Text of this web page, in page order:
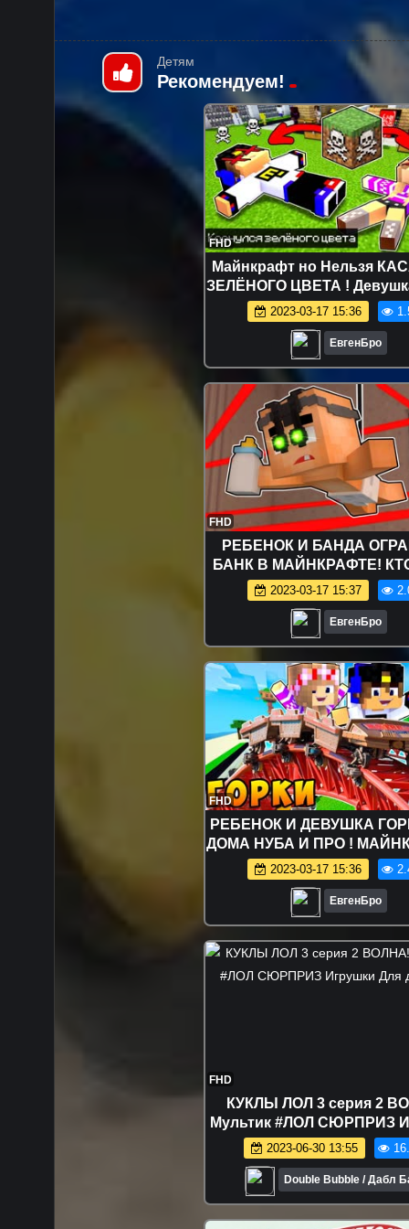
Детям
Рекомендуем!
FHD
Майнкрафт но Нельзя
ЗЕЛЁНОГО ЦВЕТА !
ПРО Видео Троллинг
2023-03-17 15:36
ЕвгенБро
FHD
РЕБЕНОК И БАНДА
БАНК В МАЙНКРАФТЕ!
ПАПОЧКА В MINECRAFT!
МАЙНКРАФТ МИР
2023-03-17 15:37
ЕвгенБро
FHD
РЕБЕНОК И ДЕВУШКА
ДОМА НУБА И ПРО !
РЕАЛЬНОЙ ЖИЗНИ
ТРОЛЛИНГ
2023-03-17 15:36
ЕвгенБро
FHD
КУКЛЫ ЛОЛ 3 серия 2
Мультик #ЛОЛ СЮРПРИЗ
Для девочек
2023-06-30 13:55
Double Bubble / Дабл